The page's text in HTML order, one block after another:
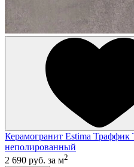
Керамогранит Estima
неполированный
2 690 руб. за м2